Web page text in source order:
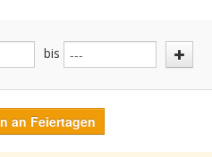
bis
an Feiertagen